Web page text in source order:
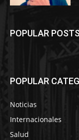
POPULAR
POPULAR
Noticias
Internacionales
Salud